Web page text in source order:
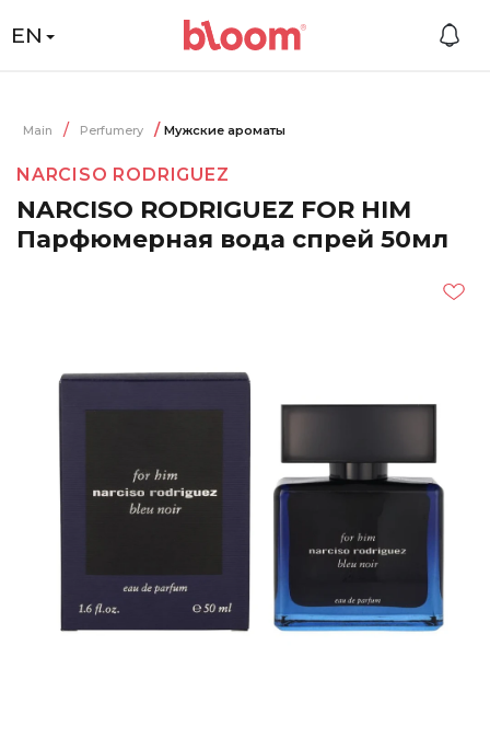
EN
Main Perfumery Мужские ароматы
NARCISO RODRIGUEZ
NARCISO RODRIGUEZ FOR HIM
Парфюмерная вода спрей 50мл